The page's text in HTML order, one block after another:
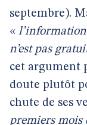
septembre).
« l’information
n’est pas
cet argument
doute plutôt
chute de ses
premiers mois